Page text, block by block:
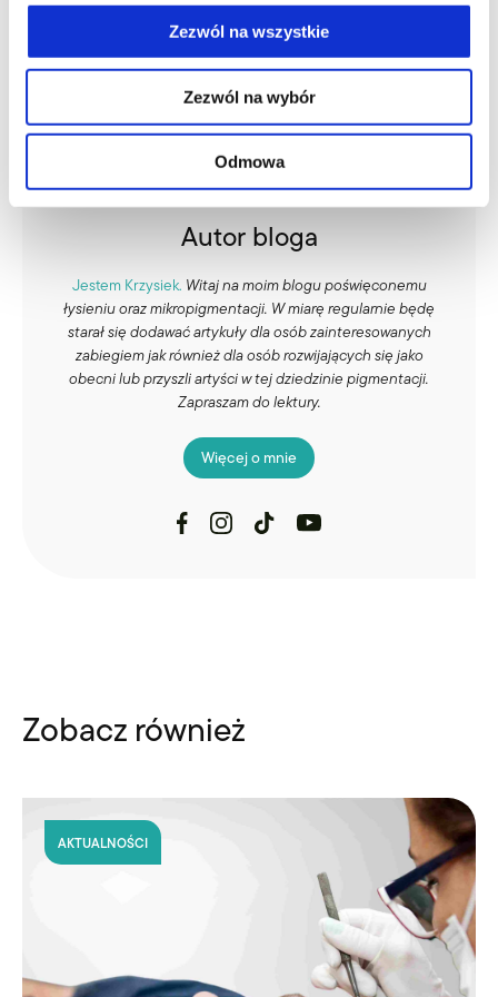
Zezwól na wszystkie
Zezwól na wybór
Odmowa
Autor bloga
Jestem Krzysiek. Witaj na moim blogu poświęconemu
łysieniu oraz mikropigmentacji. W miarę regularnie będę
starał się dodawać artykuły dla osób zainteresowanych
zabiegiem jak również dla osób rozwijających się jako
obecni lub przyszli artyści w tej dziedzinie pigmentacji.
Zapraszam do lektury.
Więcej o mnie
Zobacz również
AKTUALNOŚCI